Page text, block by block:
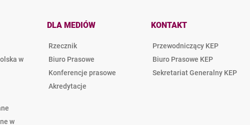
w
w
DLA MEDIÓW
Rzecznik
Biuro Prasowe
Konferencje prasowe
Akredytacje
KONTAKT
Przewodniczący KEP
Biuro Prasowe KEP
Sekretariat Generalny KEP